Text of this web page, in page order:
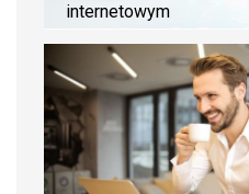
internetowym